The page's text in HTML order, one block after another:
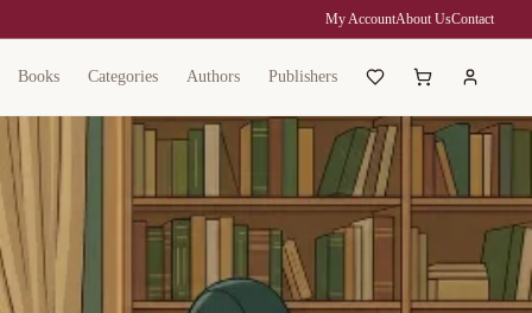
My AccountAbout UsContact
Books Categories Authors Publishers